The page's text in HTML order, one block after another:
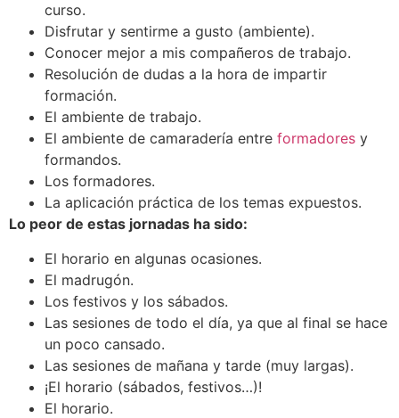
curso.
Disfrutar y sentirme a gusto (ambiente).
Conocer mejor a mis compañeros de trabajo.
Resolución de dudas a la hora de impartir
formación.
El ambiente de trabajo.
El ambiente de camaradería entre formadores y
formandos.
Los formadores.
La aplicación práctica de los temas expuestos.
Lo peor de estas jornadas ha sido:
El horario en algunas ocasiones.
El madrugón.
Los festivos y los sábados.
Las sesiones de todo el día, ya que al final se hace
un poco cansado.
Las sesiones de mañana y tarde (muy largas).
¡El horario (sábados, festivos…)!
El horario.